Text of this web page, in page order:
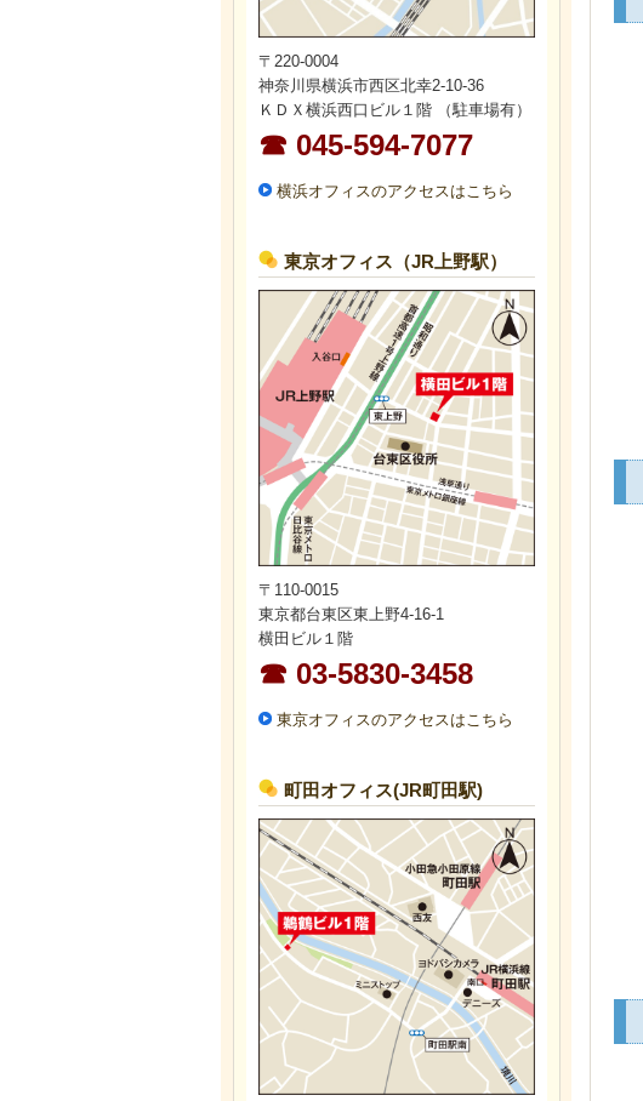
〒220-0004
神奈川県横浜市西区北幸2-10-36
ＫＤＸ横浜西口ビル１階 （駐車場有）
☎ 045-594-7077
横浜オフィスのアクセスはこちら
東京オフィス（JR上野駅）
〒110-0015
東京都台東区東上野4-16-1
横田ビル１階
☎ 03-5830-3458
東京オフィスのアクセスはこちら
町田オフィス(JR町田駅)